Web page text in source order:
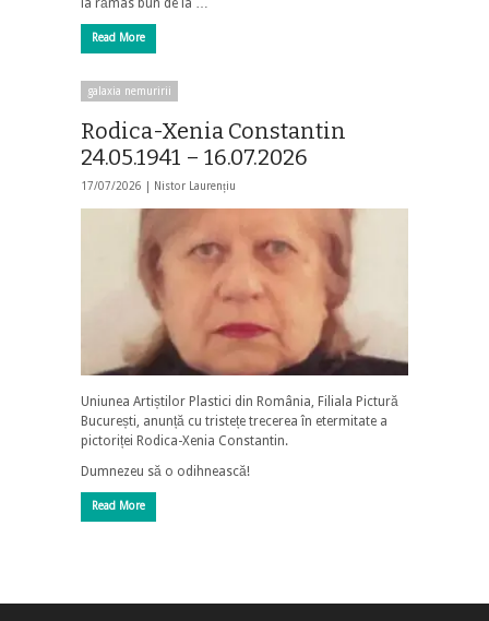
ia rămas bun de la …
Read More
galaxia nemuririi
Rodica-Xenia Constantin
24.05.1941 – 16.07.2026
17/07/2026 | Nistor Laurențiu
Uniunea Artiștilor Plastici din România, Filiala Pictură
București, anunță cu tristețe trecerea în etermitate a
pictoriței Rodica-Xenia Constantin.
Dumnezeu să o odihnească!
Read More